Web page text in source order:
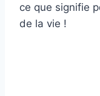
ce que signifie
de la vie !